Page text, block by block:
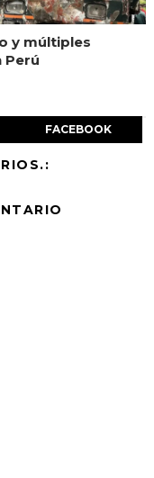
y múltiples
Perú
FACEBOOK